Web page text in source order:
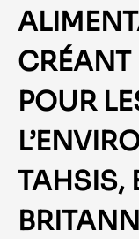
CRÉANT
POUR
TAHSIS,